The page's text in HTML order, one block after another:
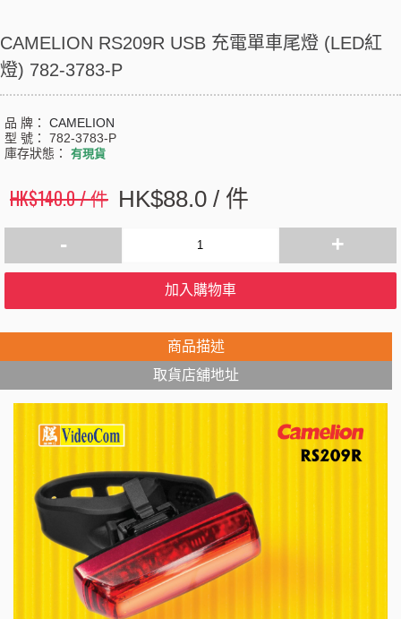
CAMELION RS209R USB 充電單車尾燈 (LED紅
燈) 782-3783-P
品 牌： CAMELION
型 號： 782-3783-P
庫存狀態： 有現貨
HK$140.0 / 件 HK$88.0 / 件
- +
加入購物車
商品描述
取貨店舖地址